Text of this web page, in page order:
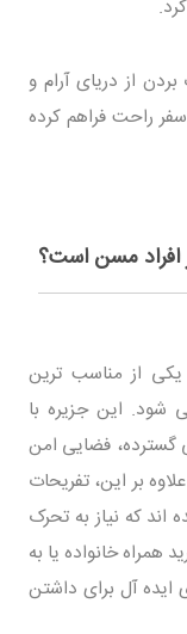
از دریای آرام و
راحت فراهم کرده
افراد مسن است؟
یکی از مناسب ترین
شود. این جزیره با
گسترده، فضایی امن
بر این، تفریحات
که نیاز به تحرک
همراه خانواده یا به
ایده آل برای داشتن